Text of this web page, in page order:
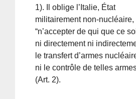
1). Il oblige l’Italie, État
militairement non-nucléaire,
“n’accepter de qui que ce
ni directement ni
le transfert d’armes
ni le contrôle de telles
(Art. 2).